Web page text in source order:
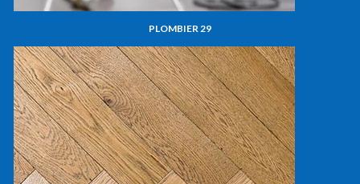
PLOMBIER 29